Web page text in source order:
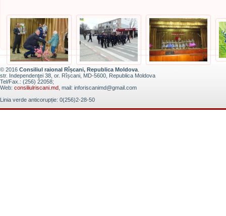
© 2016 Consiliul raional Rîșcani, Republica Moldova
str. Independenţei 38, or. Rîșcani, MD-5600, Republica Moldova
Tel/Fax.: (256) 22058;
Web: consiliulriscani.md , mail: inforiscanimd@gmail.com
Linia verde anticorupție: 0(256)2-28-50